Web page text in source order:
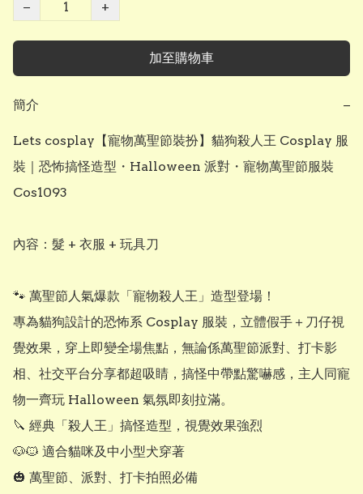
−
+
加至購物車
簡介 −
Lets cosplay【寵物萬聖節裝扮】貓狗殺人王 Cosplay 服
裝｜恐怖搞怪造型・Halloween 派對・寵物萬聖節服裝
Cos1093
內容：髮 + 衣服 + 玩具刀
🐾 萬聖節人氣爆款「寵物殺人王」造型登場！
專為貓狗設計的恐怖系 Cosplay 服裝，立體假手＋刀仔視
覺效果，穿上即變全場焦點，無論係萬聖節派對、打卡影
相、社交平台分享都超吸睛，搞怪中帶點驚嚇感，主人同寵
物一齊玩 Halloween 氣氛即刻拉滿。
🔪 經典「殺人王」搞怪造型，視覺效果強烈
🐶🐱 適合貓咪及中小型犬穿著
🎃 萬聖節、派對、打卡拍照必備